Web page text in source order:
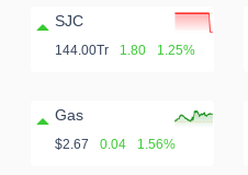
SJC
144.00Tr 1.80 1.25%
Gas
$2.67 0.04 1.56%